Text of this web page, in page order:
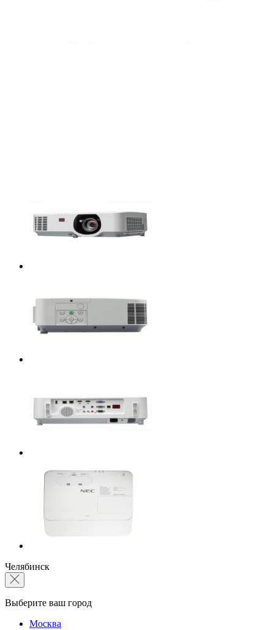
Челябинск
Выберите ваш город
Москва